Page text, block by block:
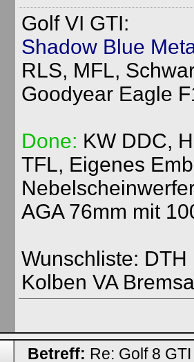
Golf VI GTI:
Shadow Blue
RLS, MFL,
Goodyear Eagle
Done: KW DDC,
TFL, Eigenes
AGA 76mm mit
Wunschliste:
Kolben VA
Betreff: Re: Golf 8